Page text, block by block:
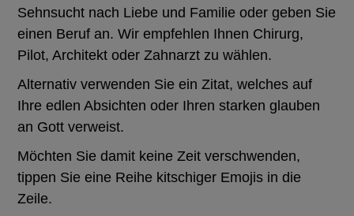
Sehnsucht nach Liebe und Familie oder geben Sie
einen Beruf an. Wir empfehlen Ihnen Chirurg,
Pilot, Architekt oder Zahnarzt zu wählen.
Alternativ verwenden Sie ein Zitat, welches auf
Ihre edlen Absichten oder Ihren starken glauben
an Gott verweist.
Möchten Sie damit keine Zeit verschwenden,
tippen Sie eine Reihe kitschiger Emojis in die
Zeile.